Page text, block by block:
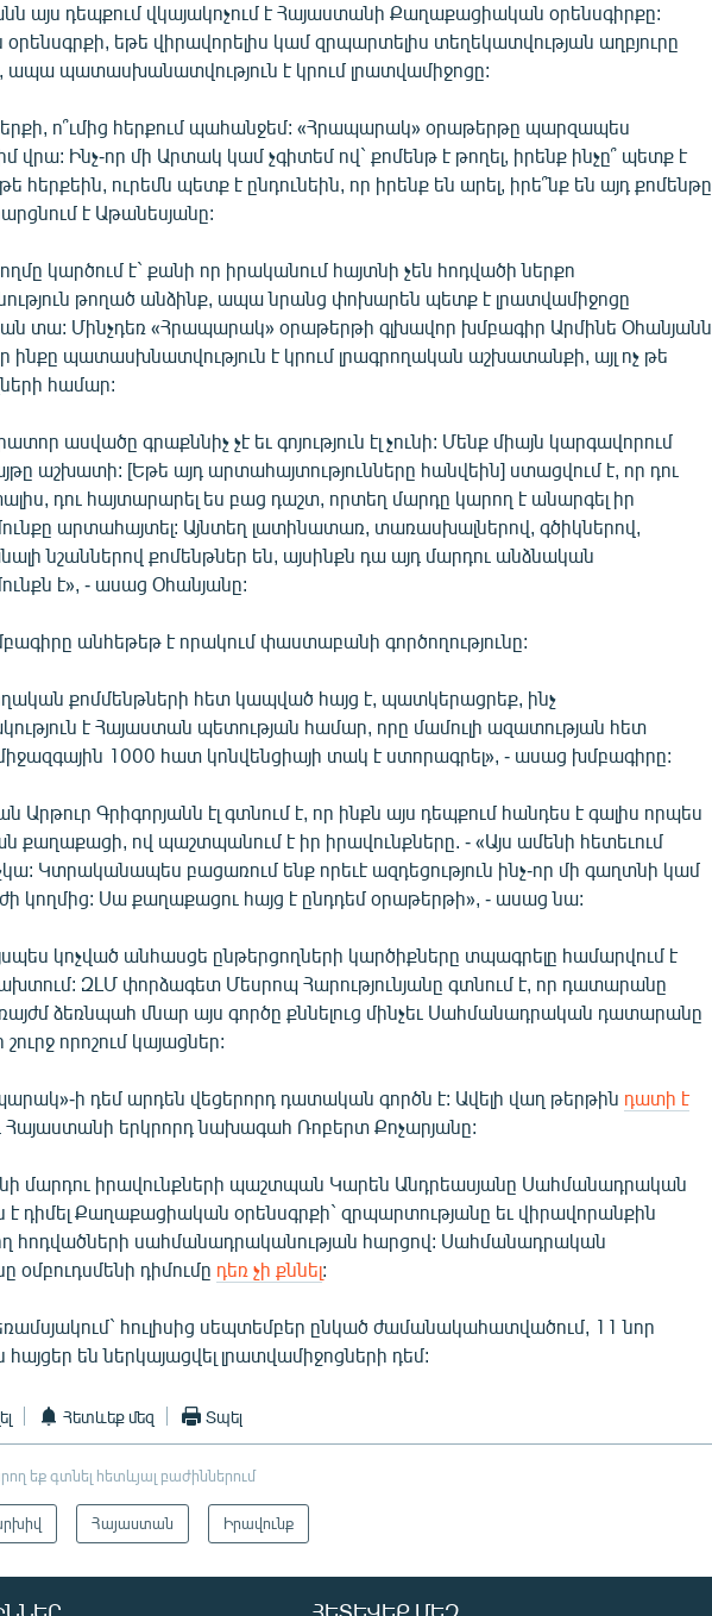
այս դեպքում վկայակոչում է Հայաստանի Քաղաքացիական օրենսգիրքը:
եթե վիրավորելիս կամ զրպարտելիս տեղեկատվության աղբյուրը
ապա պատասխանատվություն է կրում լրատվամիջոցը:
ո՞ւմից հերքում պահանջեմ: «Հրապարակ» օրաթերթը պարզապես
վրա: Ինչ-որ մի Արտակ կամ չգիտեմ ով` քոմենթ է թողել, իրենք ինչը՞ պետք է
հերքեին, ուրեմն պետք է ընդունեին, որ իրենք են արել, իրե՞նք են այդ քոմենթը
է Աթանեսյանը:
կարծում է` քանի որ իրականում հայտնի չեն հոդվածի ներքո
թողած անձինք, ապա նրանց փոխարեն պետք է լրատվամիջոցը
տա: Մինչդեռ «Հրապարակ» օրաթերթի գլխավոր խմբագիր Արմինե Օհանյանն
ինքը պատասխնատվություն է կրում լրագրողական աշխատանքի, այլ ոչ թե
համար:
ասվածը գրաքննիչ չէ եւ գոյություն էլ չունի: Մենք միայն կարգավորում
աշխատի: [Եթե այդ արտահայտությունները հանվեին] ստացվում է, որ դու
տալիս, դու հայտարարել ես բաց դաշտ, որտեղ մարդը կարող է անարգել իր
արտահայտել: Այնտեղ լատինատառ, տառասխալներով, գծիկներով,
նշաններով քոմենթներ են, այսինքն դա այդ մարդու անձնական
է», - ասաց Օհանյանը:
անհեթեթ է որակում փաստաբանի գործողությունը:
քոմմենթների հետ կապված հայց է, պատկերացրեք, ինչ
է Հայաստան պետության համար, որը մամուլի ազատության հետ
1000 հատ կոնվենցիայի տակ է ստորագրել», - ասաց խմբագիրը:
Գրիգորյանն էլ գտնում է, որ ինքն այս դեպքում հանդես է գալիս որպես
քաղաքացի, ով պաշտպանում է իր իրավունքները. - «Այս ամենի հետեւում
Կտրականապես բացառում ենք որեւէ ազդեցություն ինչ-որ մի գաղտնի կամ
կողմից: Սա քաղաքացու հայց է ընդդեմ օրաթերթի», - ասաց նա:
կոչված անհասցե ընթերցողների կարծիքները տպագրելը համարվում է
ԶԼՄ փորձագետ Մեսրոպ Հարությունյանը գտնում է, որ դատարանը
ձեռնպահ մնար այս գործը քննելուց մինչեւ Սահմանադրական դատարանը
որոշում կայացներ:
ի դեմ արդեն վեցերորդ դատական գործն է: Ավելի վաղ թերթին դատի է
Հայաստանի երկրորդ նախագահ Ռոբերտ Քոչարյանը:
մարդու իրավունքների պաշտպան Կարեն Անդրեասյանը Սահմանադրական
դիմել Քաղաքացիական օրենսգրքի` զրպարտությանը եւ վիրավորանքին
հոդվածների սահմանադրականության հարցով: Սահմանադրական
օմբուդսմենի դիմումը դեռ չի քննել:
հուլիսից սեպտեմբեր ընկած ժամանակահատվածում, 11 նոր
են ներկայացվել լրատվամիջոցների դեմ:
Հետևեք մեզ Տպել
եք գտնել հետևյալ բաժիններում
Հայաստան Իրավունք